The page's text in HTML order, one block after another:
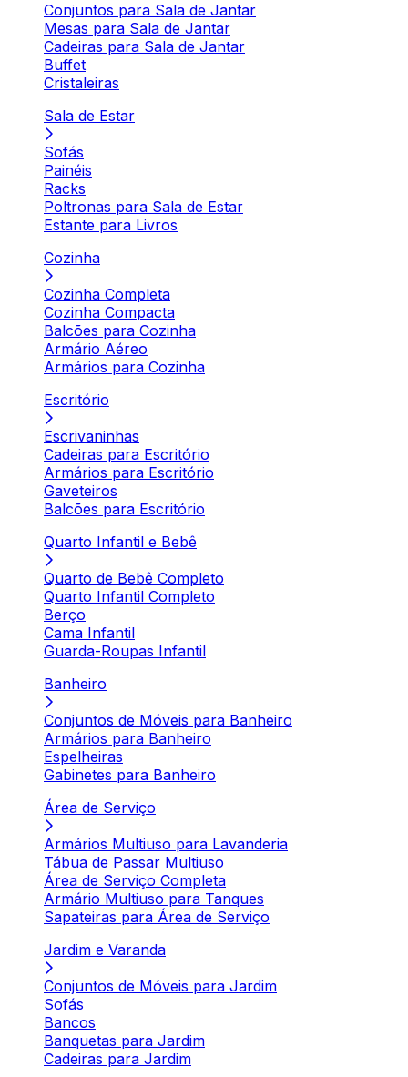
Conjuntos para Sala de Jantar
Mesas para Sala de Jantar
Cadeiras para Sala de Jantar
Buffet
Cristaleiras
Sala de Estar
Sofás
Painéis
Racks
Poltronas para Sala de Estar
Estante para Livros
Cozinha
Cozinha Completa
Cozinha Compacta
Balcões para Cozinha
Armário Aéreo
Armários para Cozinha
Escritório
Escrivaninhas
Cadeiras para Escritório
Armários para Escritório
Gaveteiros
Balcões para Escritório
Quarto Infantil e Bebê
Quarto de Bebê Completo
Quarto Infantil Completo
Berço
Cama Infantil
Guarda-Roupas Infantil
Banheiro
Conjuntos de Móveis para Banheiro
Armários para Banheiro
Espelheiras
Gabinetes para Banheiro
Área de Serviço
Armários Multiuso para Lavanderia
Tábua de Passar Multiuso
Área de Serviço Completa
Armário Multiuso para Tanques
Sapateiras para Área de Serviço
Jardim e Varanda
Conjuntos de Móveis para Jardim
Sofás
Bancos
Banquetas para Jardim
Cadeiras para Jardim